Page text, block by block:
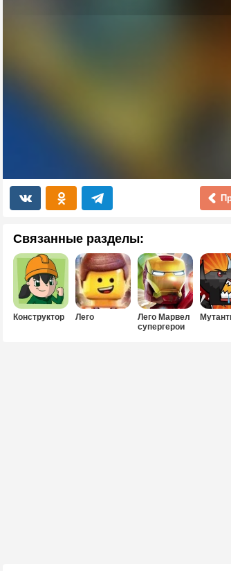
Связанные разделы:
Конструктор Лего
Лего Марвел
супергерои